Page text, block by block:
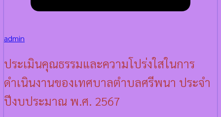
admin
ประเมินคุณธรรมและความโปร่งใสในการ
ดำเนินงานของเทศบาลตำบลศรีพนา ประจำ
ปีงบประมาณ พ.ศ. 2567